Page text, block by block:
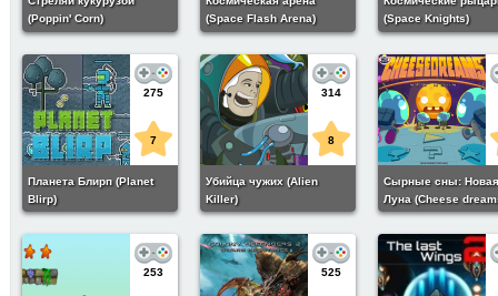
(Poppin' Corn)
(Space Flash Arena)
(Space Knights)
275
7
Планета Блирп (Planet
Blirp)
314
8
Убийца чужих (Alien
Killer)
Сырные сны: Новая
Луна (Cheese
new moon)
253 525